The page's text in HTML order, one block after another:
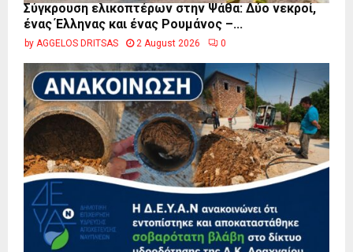
Σύγκρουση ελικοπτέρων στην Ψάθα: Δύο νεκροί,
ένας Έλληνας και ένας Ρουμάνος –...
by AGGELOS DRITSAS 2 August 2026 0